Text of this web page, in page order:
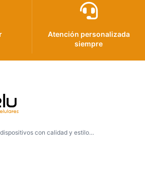
Atención personalizada
siempre
con calidad y estilo…